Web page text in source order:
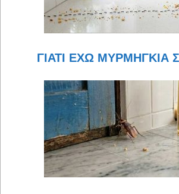
ΓΙΑΤΙ ΕΧΩ ΜΥΡΜΗΓΚΙΑ